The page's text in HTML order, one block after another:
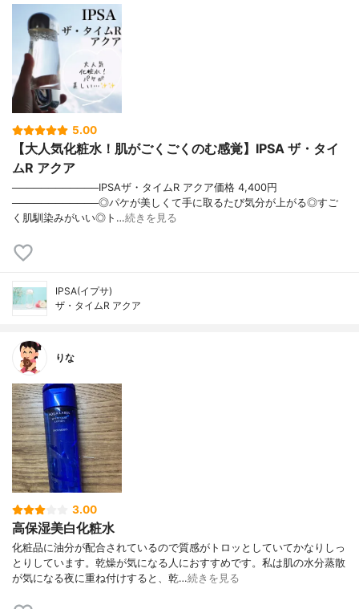
5.00
【大人気化粧水！肌がごくごくのむ感覚】IPSA ザ・タイ
ムR アクア
────────────IPSAザ・タイムR アクア価格 4,400円
────────────◎パケが美しくて手に取るたび気分が上がる◎すご
く肌馴染みがいい◎ト…続きを見る
IPSA(イプサ)
ザ・タイムR アクア
りな
3.00
高保湿美白化粧水
化粧品に油分が配合されているので質感がトロッとしていてかなりしっ
とりしています。乾燥が気になる人におすすめです。私は肌の水分蒸散
が気になる夜に重ね付けすると、乾…続きを見る